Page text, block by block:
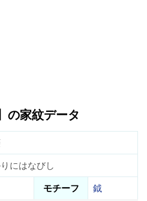
の家紋データ
にはなびし
モチーフ 鉞